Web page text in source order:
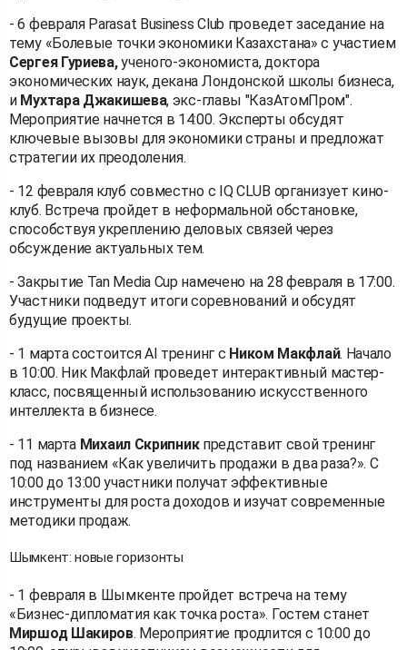
- 6 февраля Parasat Business Club проведет заседание на
тему «Болевые точки экономики Казахстана» с участием
Сергея Гуриева,ученого-экономиста, доктора
экономических наук, декана Лондонской школы бизнеса,
и Мухтара Джакишева, экс-главы "КазАтомПром".
Мероприятие начнется в 14:00. Эксперты обсудят
ключевые вызовы для экономики страны и предложат
стратегии их преодоления.
- 12 февраля клуб совместно с IQ CLUB организует кино-
клуб. Встреча пройдет в неформальной обстановке,
способствуя укреплению деловых связей через
обсуждение актуальных тем.
- Закрытие Tan Media Cup намечено на 28 февраля в 17:00.
Участники подведут итоги соревнований и обсудят
будущие проекты.
- 1 марта состоится AI тренинг с Ником Макфлай. Начало
в 10:00. Ник Макфлай проведет интерактивный мастер-
класс, посвященный использованию искусственного
интеллекта в бизнесе.
- 11 марта Михаил Скрипник представит свой тренинг
под названием «Как увеличить продажи в два раза?». С
10:00 до 13:00 участники получат эффективные
инструменты для роста доходов и изучат современные
методики продаж.
Шымкент: новые горизонты
- 1 февраля в Шымкенте пройдет встреча на тему
«Бизнес-дипломатия как точка роста». Гостем станет
Миршод Шакиров. Мероприятие продлится с 10:00 до